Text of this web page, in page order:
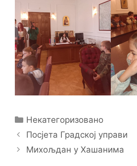
Categories
Некатегоризовано
Посјета Градској управи
Михољдан у Хашанима